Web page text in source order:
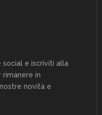
e iscriviti alla
in
novità e